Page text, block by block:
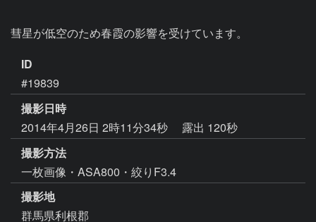
ID
#19839
撮影日時
2014年4月26日 2時11分34秒
露出 120秒
撮影方法
一枚画像・ASA800・絞りF3.4
撮影地
群馬県利根郡